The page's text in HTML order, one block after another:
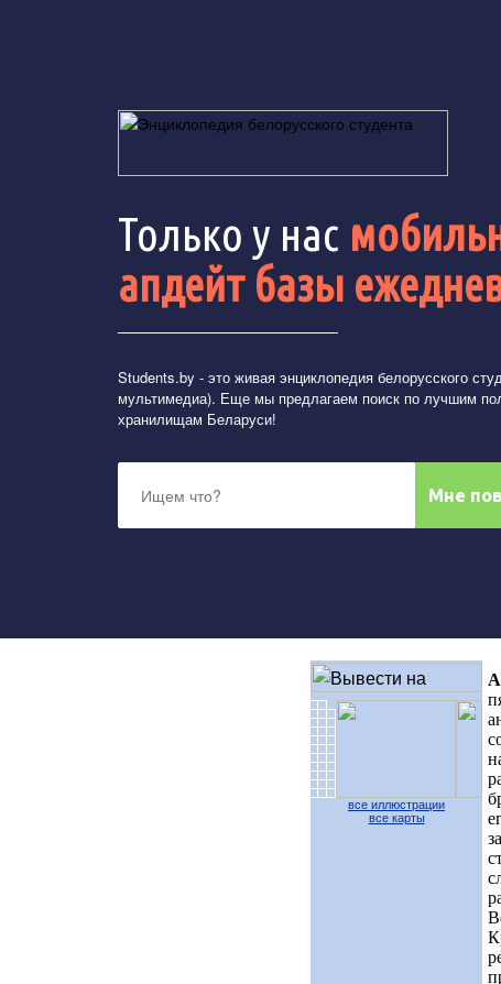
Только у нас
апдейт базы
Students.by - это живая энциклопедия белорусского
мультимедиа). Еще мы предлагаем поиск по лучшим
хранилищам Беларуси!
все иллюстрации
все карты